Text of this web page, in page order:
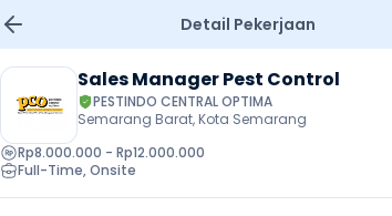
Detail Pekerjaan
Sales Manager Pest Control
PESTINDO CENTRAL OPTIMA
Semarang Barat, Kota Semarang
Rp8.000.000 - Rp12.000.000
Full-Time, Onsite